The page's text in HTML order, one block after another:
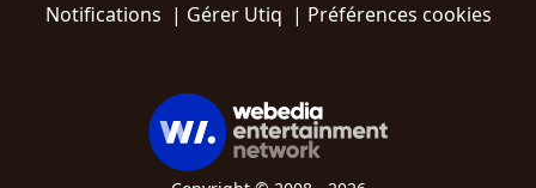
Notifications | Gérer Utiq | Préférences cookies